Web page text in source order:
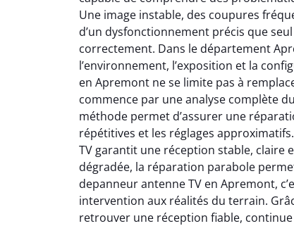
Une image instable, des coupures
d’un dysfonctionnement précis que
correctement. Dans le département
l’environnement, l’exposition et la
en Apremont ne se limite pas à
commence par une analyse complète
méthode permet d’assurer une
répétitives et les réglages
TV garantit une réception stable, claire
dégradée, la réparation parabole
depanneur antenne TV en Apremont,
intervention aux réalités du terrain.
retrouver une réception fiable, continue